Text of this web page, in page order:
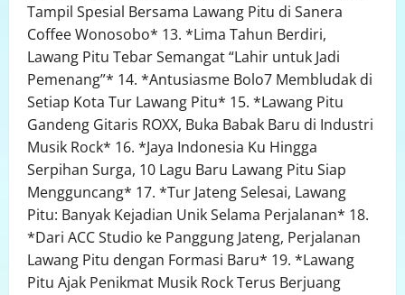
Tampil Spesial Bersama Lawang Pitu di Sanera
Coffee Wonosobo* 13. *Lima Tahun Berdiri,
Lawang Pitu Tebar Semangat “Lahir untuk Jadi
Pemenang”* 14. *Antusiasme Bolo7 Membludak di
Setiap Kota Tur Lawang Pitu* 15. *Lawang Pitu
Gandeng Gitaris ROXX, Buka Babak Baru di Industri
Musik Rock* 16. *Jaya Indonesia Ku Hingga
Serpihan Surga, 10 Lagu Baru Lawang Pitu Siap
Mengguncang* 17. *Tur Jateng Selesai, Lawang
Pitu: Banyak Kejadian Unik Selama Perjalanan* 18.
*Dari ACC Studio ke Panggung Jateng, Perjalanan
Lawang Pitu dengan Formasi Baru* 19. *Lawang
Pitu Ajak Penikmat Musik Rock Terus Berjuang